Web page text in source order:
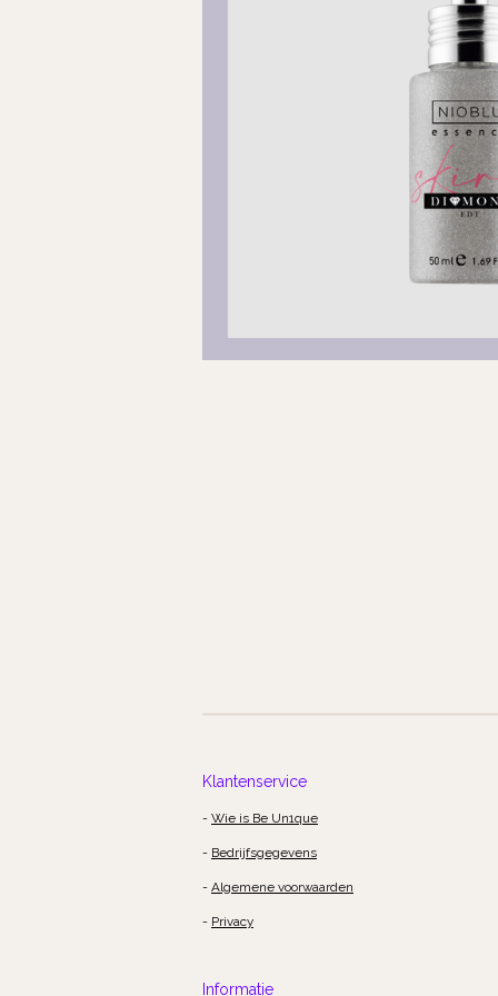
Klantenservice
- Wie is Be Un1que
- Bedrijfsgegevens
- Algemene voorwaarden
- Privacy
Informatie